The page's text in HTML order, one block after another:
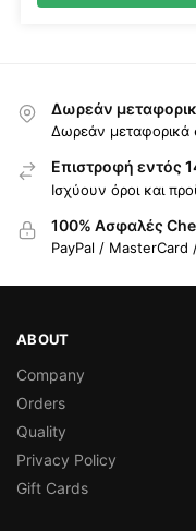
Δωρεάν
Δωρεάν μεταφορικά
Επιστροφή εντός
Ισχύουν όροι και
100% Ασφαλές
PayPal / MasterCard
ABOUT
Company
Orders
Quality
Privacy Policy
Gift Cards